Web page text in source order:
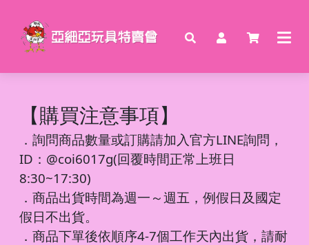
【購買注意事項】
． 詢問商品數量或訂購請加入官方LINE詢問，
ID：@coi6017g(回覆時間正常上班日
8:30~17:30)
．商品出貨時間為週一～週五，例假日及國定
假日不出貨。
．商品下單後依順序4-7個工作天內出貨，請耐